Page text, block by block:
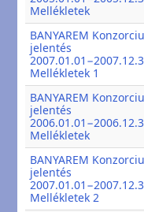
Mellékletek
BANYAREM
jelentés
Mellékletek 1
BANYAREM
jelentés
Mellékletek
BANYAREM
jelentés
Mellékletek 2